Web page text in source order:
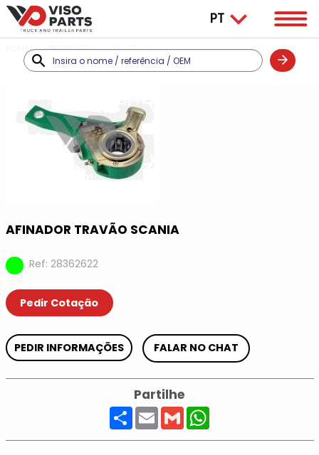
PRODUTOS AFINADORES AUTOMÁTICOS
AFINADOR TRAVÃO SCANIA
Ref: 28362622
Pedir Cotação
PEDIR INFORMAÇÕES FALAR NO CHAT
Partilhe
ShareEmailGmail